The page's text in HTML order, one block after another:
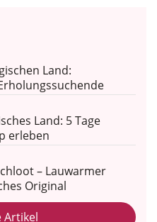
Land:
Land: 5 Tage
erleben
– Lauwarmer
Original
Artikel